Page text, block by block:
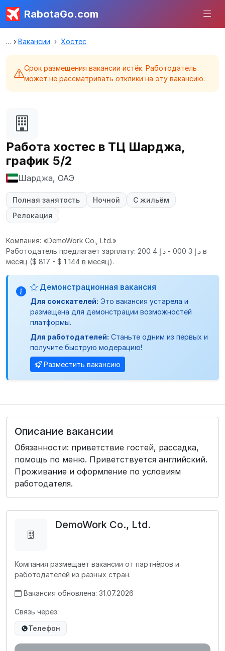
RabotaGo.com
Вакансии Хостес
Срок размещения вакансии истёк. Работодатель
может не рассматривать отклики на эту вакансию.
Работа хостес в ТЦ Шарджа,
график 5/2
Шарджа, ОАЭ
Полная занятость Ночной
С жильём
Релокация
Компания: «DemoWork Co., Ltd.»
Работодатель предлагает зарплату: د.إ 3 000 - د.إ 4 200 в
месяц ($ 817 - $ 1 144 в месяц).
Демонстрационная вакансия
Для соискателей: Это вакансия устарела и
размещена для демонстрации возможностей
платформы.
Для работодателей: Станьте одним из первых и
получите быструю модерацию!
Разместить вакансию
Описание вакансии
Обязанности: приветствие гостей, рассадка,
помощь по меню. Приветствуется английский.
Проживание и оформление по условиям
работодателя.
DemoWork Co., Ltd.
Компания размещает вакансии от партнёров и
работодателей из разных стран.
Вакансия обновлена: 31.07.2026
Связь через:
Телефон